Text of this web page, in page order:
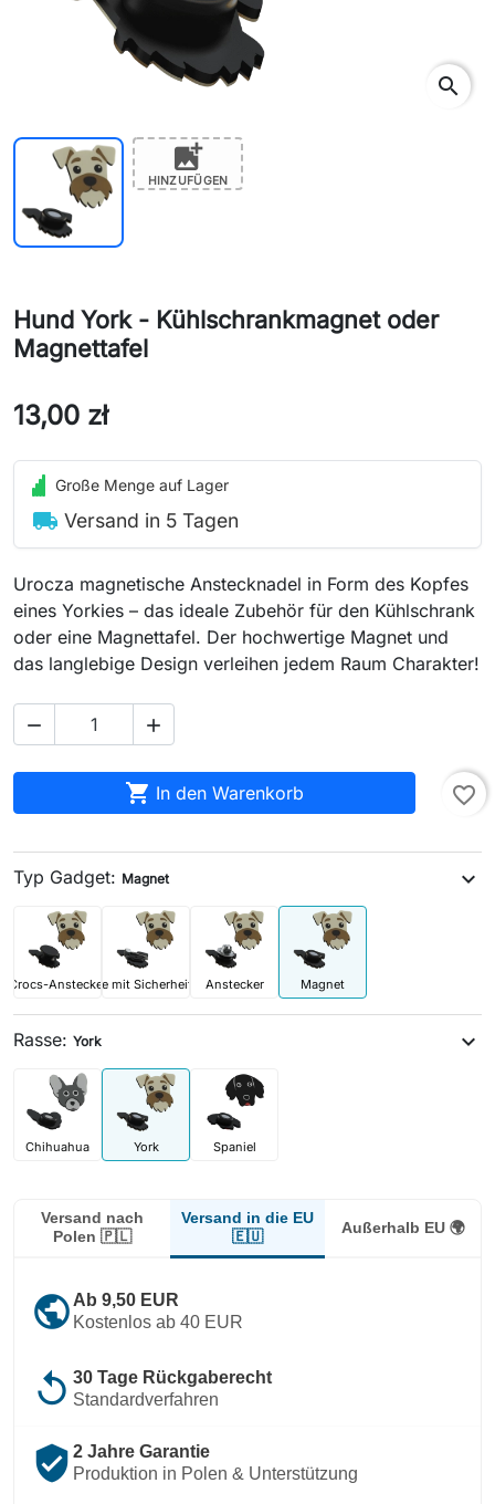
search
add_photo_alternate
HINZUFÜGEN
Hund York - Kühlschrankmagnet oder
Magnettafel
13,00 zł
Große Menge auf Lager
local_shipping Versand in 5 Tagen
Urocza magnetische Anstecknadel in Form des Kopfes
eines Yorkies – das ideale Zubehör für den Kühlschrank
oder eine Magnettafel. Der hochwertige Magnet und
das langlebige Design verleihen jedem Raum Charakter!
 
 In den Warenkorb favorite_border
Typ Gadget: Magnet expand_more
Crocs-AnsteckerBrosche mit SicherheitsnadelAnstecker Magnet
Rasse: York expand_more
Chihuahua York Spaniel
Versand nach
Polen 🇵🇱
Versand in die EU
🇪🇺
Außerhalb EU 🌍
public Ab 9,50 EUR
Kostenlos ab 40 EUR
replay 30 Tage Rückgaberecht
Standardverfahren
verified_user 2 Jahre Garantie
Produktion in Polen & Unterstützung